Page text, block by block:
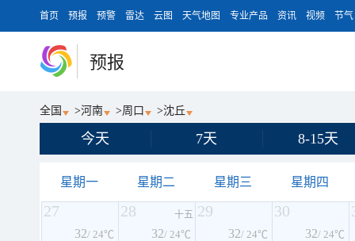
首页 预报 预警 雷达 云图 天气地图 专业产品 资讯 视频 节气
预报
全国 >河南 >周口 >沈丘
今天 7天 8-15天
星期一 星期二 星期三 星期四
27
32/ 24℃
28 十五
32/ 24℃
29
32/ 24℃
30
32/ 24℃